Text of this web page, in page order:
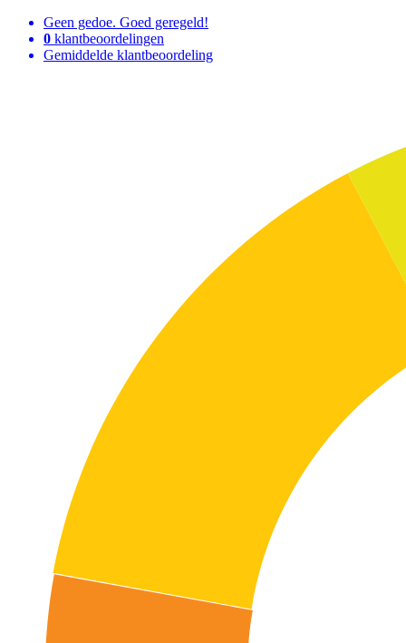
Geen gedoe. Goed geregeld!
0 klantbeoordelingen
Gemiddelde klantbeoordeling